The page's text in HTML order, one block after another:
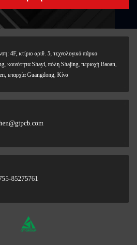
4F, κτίριο αριθ. 5, τεχνολογικό πάρκο
κοινότητα Shayi, πόλη Shajing, περιοχή Baoan,
επαρχία Guangdong, Κίνα
85275761